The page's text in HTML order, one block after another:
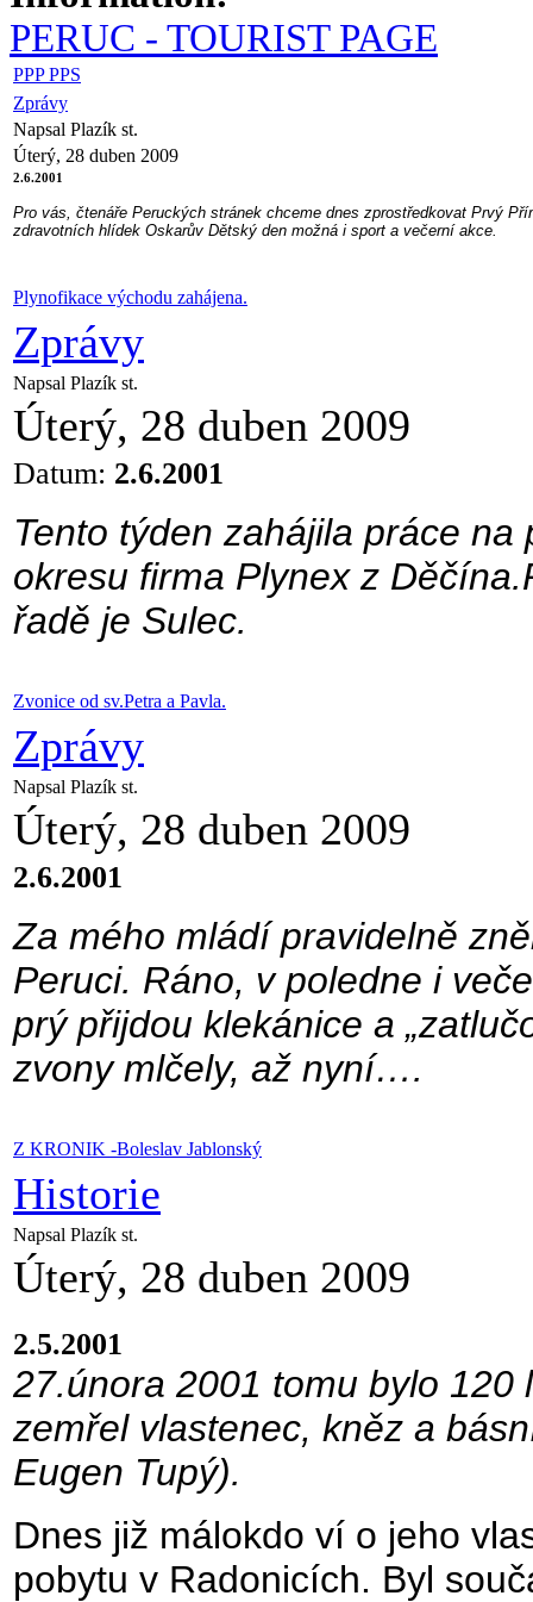
PERUC - TOURIST PAGE
PPP PPS
Zprávy
Napsal Plazík st.
Úterý, 28 duben 2009
2.6.2001
Pro vás, čtenáře Peruckých stránek chceme dnes zprostředkovat Prvý
zdravotních hlídek Oskarův Dětský den možná i sport a večerní akce.
Plynofikace východu zahájena.
Zprávy
Napsal Plazík st.
Úterý, 28 duben 2009
Datum: 2.6.2001
Tento týden zahájila práce
okresu firma Plynex z
řadě je Sulec.
Zvonice od sv.Petra a Pavla.
Zprávy
Napsal Plazík st.
Úterý, 28 duben 2009
2.6.2001
Za mého mládí pravidelně
Peruci. Ráno, v poledne i
prý přijdou klekánice a
zvony mlčely, až nyní….
Z KRONIK -Boleslav Jablonský
Historie
Napsal Plazík st.
Úterý, 28 duben 2009
2.5.2001
27.února 2001 tomu bylo 120
zemřel vlastenec, kněz a
Eugen Tupý).
Dnes již málokdo ví o jeho
pobytu v Radonicích. Byl